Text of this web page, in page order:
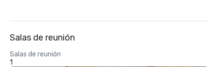
Salas de reunión
Salas de reunión
1